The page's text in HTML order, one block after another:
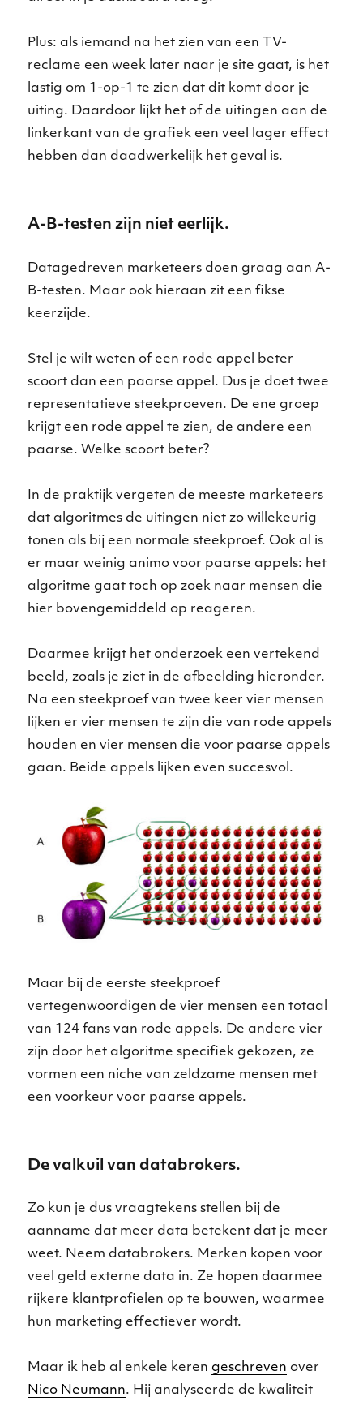
Plus: als iemand na het zien van een TV-
reclame een week later naar je site gaat, is het
lastig om 1-op-1 te zien dat dit komt door je
uiting. Daardoor lijkt het of de uitingen aan de
linkerkant van de grafiek een veel lager effect
hebben dan daadwerkelijk het geval is.
A-B-testen zijn niet eerlijk.
Datagedreven marketeers doen graag aan A-
B-testen. Maar ook hieraan zit een fikse
keerzijde.
Stel je wilt weten of een rode appel beter
scoort dan een paarse appel. Dus je doet twee
representatieve steekproeven. De ene groep
krijgt een rode appel te zien, de andere een
paarse. Welke scoort beter?
In de praktijk vergeten de meeste marketeers
dat algoritmes de uitingen niet zo willekeurig
tonen als bij een normale steekproef. Ook al is
er maar weinig animo voor paarse appels: het
algoritme gaat toch op zoek naar mensen die
hier bovengemiddeld op reageren.
Daarmee krijgt het onderzoek een vertekend
beeld, zoals je ziet in de afbeelding hieronder.
Na een steekproef van twee keer vier mensen
lijken er vier mensen te zijn die van rode appels
houden en vier mensen die voor paarse appels
gaan. Beide appels lijken even succesvol.
Maar bij de eerste steekproef
vertegenwoordigen de vier mensen een totaal
van 124 fans van rode appels. De andere vier
zijn door het algoritme specifiek gekozen, ze
vormen een niche van zeldzame mensen met
een voorkeur voor paarse appels.
De valkuil van databrokers.
Zo kun je dus vraagtekens stellen bij de
aanname dat meer data betekent dat je meer
weet. Neem databrokers. Merken kopen voor
veel geld externe data in. Ze hopen daarmee
rijkere klantprofielen op te bouwen, waarmee
hun marketing effectiever wordt.
Maar ik heb al enkele keren geschreven over
Nico Neumann. Hij analyseerde de kwaliteit